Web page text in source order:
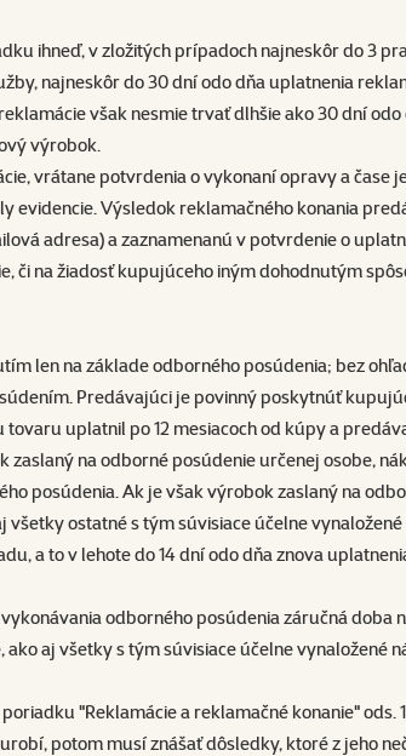
ihneď, v zložitých prípadoch najneskôr do 3
najneskôr do 30 dní odo dňa uplatnenia
však nesmie trvať dlhšie ako 30 dní
výrobok.
vrátane potvrdenia o vykonaní opravy a čase
Výsledok reklamačného konania
adresa) a zaznamenanú v potvrdenie o
na žiadosť kupujúceho iným dohodnutým
len na základe odborného posúdenia; bez
Predávajúci je povinný poskytnúť
uplatnil po 12 mesiacoch od kúpy a
na odborné posúdenie určenej osobe,
posúdenia. Ak je však výrobok zaslaný na
ostatné s tým súvisiace účelne
a to v lehote do 14 dní odo dňa znova
odborného posúdenia záručná doba
aj všetky s tým súvisiace účelne vynaložené
"Reklamácie a reklamačné konanie" ods.
potom musí znášať dôsledky, ktoré z jeho